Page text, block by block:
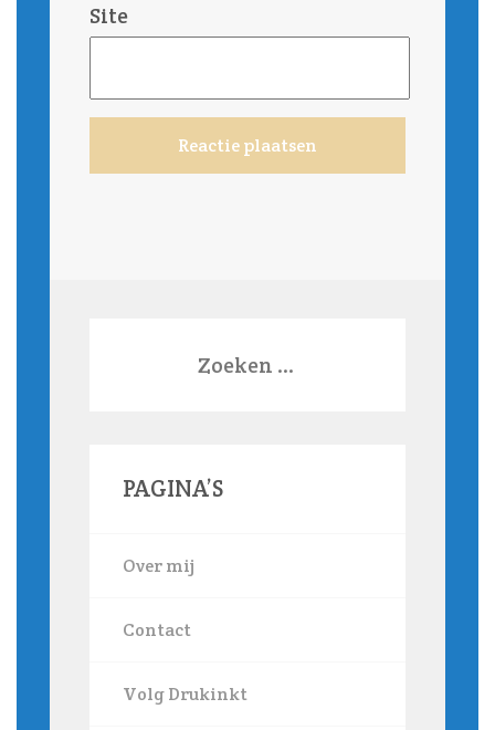
Site
PAGINA’S
Over mij
Contact
Volg Drukinkt